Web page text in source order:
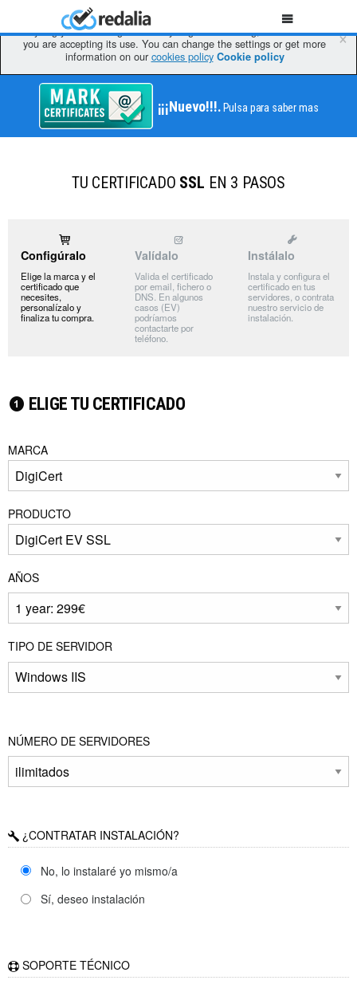
We use own and third party cookies to improve our services, by
analyzing your browsing habits. If you go on browsing, we will consider
you are accepting its use. You can change the settings or get more
information on our cookies policy Cookie policy
×
¡¡¡Nuevo!!!. Pulsa para saber mas
TU CERTIFICADO SSL EN 3 PASOS
Configúralo
Elige la marca y el
certificado que
necesites,
personalízalo y
finaliza tu compra.
Valídalo
Valida el certificado
por email, fichero o
DNS. En algunos
casos (EV)
podríamos
contactarte por
teléfono.
Instálalo
Instala y configura el
certificado en tus
servidores, o contrata
nuestro servicio de
instalación.
ELIGE TU CERTIFICADO
MARCA
PRODUCTO
AÑOS
TIPO DE SERVIDOR
NÚMERO DE SERVIDORES
¿CONTRATAR INSTALACIÓN?
No, lo instalaré yo mismo/a
Sí, deseo instalación
SOPORTE TÉCNICO